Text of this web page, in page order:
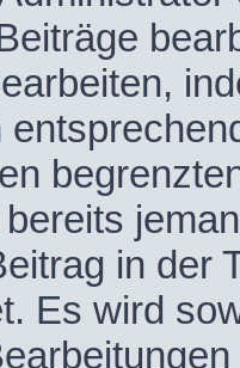
in der
Es wird